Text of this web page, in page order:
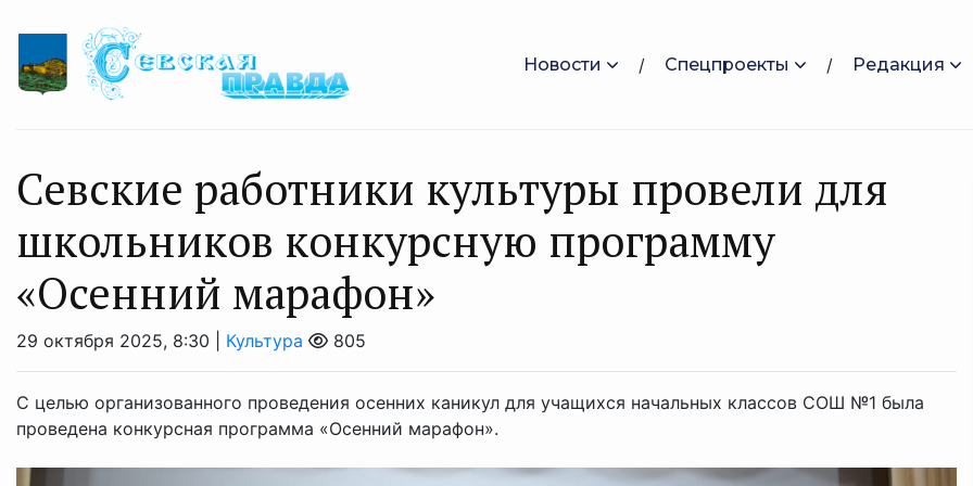
Новости Спецпроекты Редакция
Севские работники культуры провели для
школьников конкурсную программу
«Осенний марафон»
29 октября 2025, 8:30 | Культура 805
С целью организованного проведения осенних каникул для учащихся начальных классов СОШ №1 была
проведена конкурсная программа «Осенний марафон».